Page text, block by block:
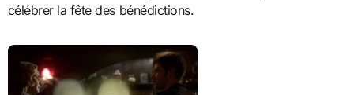
célébrer la fête des bénédictions.